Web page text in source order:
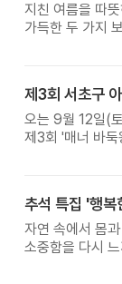
지친 여름을 따
가득한 두 가지
오는 9월 12일(
제3회 '매너 바
추석 특집 '행복
자연 속에서 몸
소중함을 다시